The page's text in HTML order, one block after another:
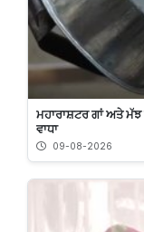
ਮਹਾਰਾਸ਼ਟਰ ਗਾਂ ਅਤੇ
ਵਾਧਾ
09-08-2026